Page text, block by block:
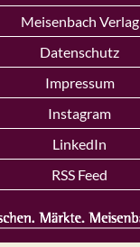
Meisenbach Verlag
Datenschutz
Impressum
Instagram
LinkedIn
RSS Feed